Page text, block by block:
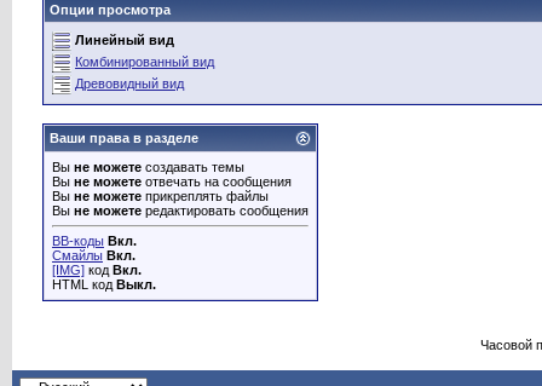
Опции просмотра
Линейный вид
Комбинированный вид
Древовидный вид
Ваши права в разделе
Вы не можете создавать темы
Вы не можете отвечать на сообщения
Вы не можете прикреплять файлы
Вы не можете редактировать сообщения
BB-коды Вкл.
Смайлы Вкл.
[IMG] код Вкл.
HTML код Выкл.
Часовой